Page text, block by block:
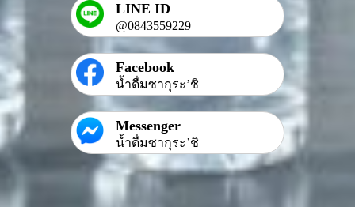
LINE ID
@0843559229
Facebook
น้ำดื่มซากุระ’ชิ
Messenger
น้ำดื่มซากุระ’ชิ